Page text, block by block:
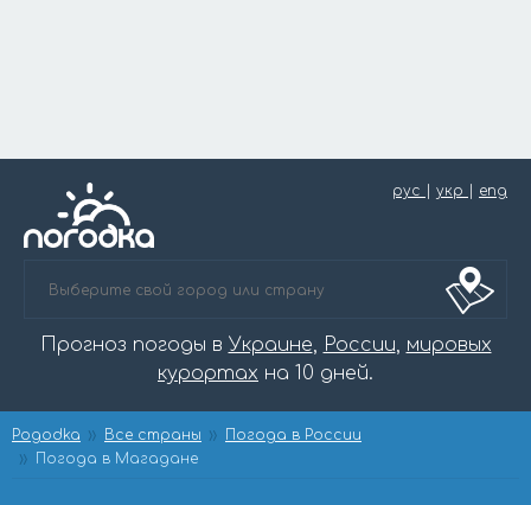
рус укр eng
Прогноз погоды в Украине, России, мировых
курортах на 10 дней.
Pogodka Все страны
Погода в России
Погода в Магадане